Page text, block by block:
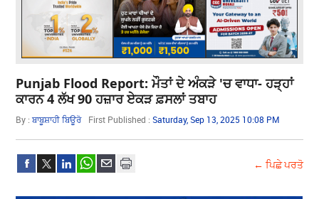
Punjab Flood Report: ਮੌਤਾਂ ਦੇ ਅੰਕੜੇ 'ਚ ਵਾਧਾ- ਹੜ੍ਹਾਂ
ਕਾਰਨ 4 ਲੱਖ 90 ਹਜ਼ਾਰ ਏਕੜ ਫ਼ਸਲਾਂ ਤਬਾਹ
By :ਬਾਬੂਸ਼ਾਹੀ ਬਿਊਰੋ First Published :Saturday, Sep 13, 2025 10:08 PM
← ਪਿਛੇ ਪਰਤੋ